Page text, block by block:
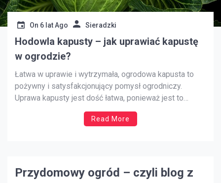
On 6 lat Ago Sieradzki
Hodowla kapusty – jak uprawiać kapustę
w ogrodzie?
Łatwa w uprawie i wytrzymała, ogrodowa kapusta to
pożywny i satysfakcjonujący pomysł ogrodniczy.
Uprawa kapusty jest dość łatwa, ponieważ jest to
wytrzymałe i niezbyt wybredne warzywo. Wiedza o
tym, kiedy sadzić kapustę i jakie warunki lubi
Read More
Przydomowy ogród – czyli blog z